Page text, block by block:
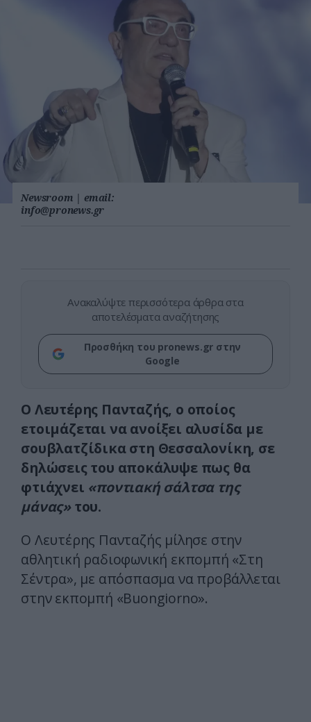
Newsroom | email:
info@pronews.gr
Ανακαλύψτε περισσότερα άρθρα στα
αποτελέσματα αναζήτησης
Προσθήκη του pronews.gr στην
Google
Ο Λευτέρης Πανταζής, ο οποίος
ετοιμάζεται να ανοίξει αλυσίδα με
σουβλατζίδικα στη Θεσσαλονίκη, σε
δηλώσεις του αποκάλυψε πως θα
φτιάχνει «ποντιακή σάλτσα της
μάνας»του.
Ο Λευτέρης Πανταζής μίλησε στην
αθλητική ραδιοφωνική εκπομπή «Στη
Σέντρα», με απόσπασμα να προβάλλεται
στην εκπομπή «Buongiorno».